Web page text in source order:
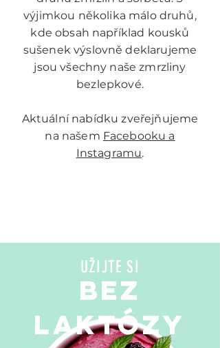
výjimkou několika málo druhů,
kde obsah například kousků
sušenek výslovně deklarujeme
jsou všechny naše zmrzliny
bezlepkové.
Aktuální nabídku zveřejňujeme
na našem Facebooku a
Instagramu.
UŽIJTE SI
BEZ
LAKTÓZY